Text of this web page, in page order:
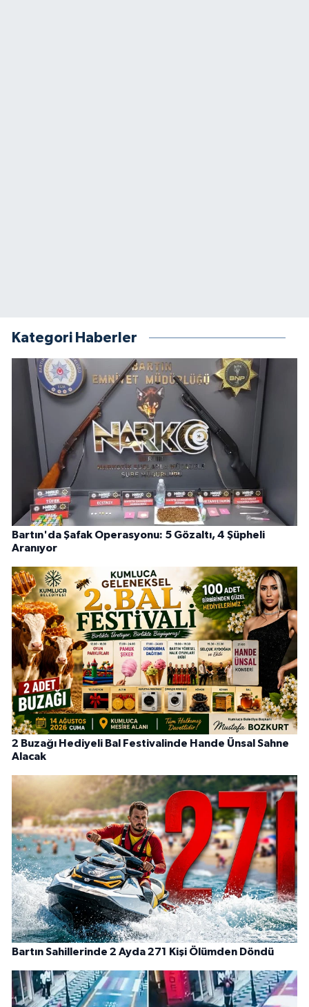
Kategori Haberler
Bartın'da Şafak Operasyonu: 5 Gözaltı, 4 Şüpheli
Aranıyor
2 Buzağı Hediyeli Bal Festivalinde Hande Ünsal Sahne
Alacak
Bartın Sahillerinde 2 Ayda 271 Kişi Ölümden Döndü